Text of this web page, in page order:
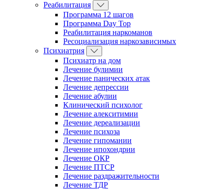
Реабилитация
Программа 12 шагов
Программа Day Top
Реабилитация наркоманов
Ресоциализация наркозависимых
Психиатрия
Психиатр на дом
Лечение булимии
Лечение панических атак
Лечение депрессии
Лечение абулии
Клинический психолог
Лечение алекситимии
Лечение дереализации
Лечение психоза
Лечение гипомании
Лечение ипохондрии
Лечение ОКР
Лечение ПТСР
Лечение раздражительности
Лечение ТДР